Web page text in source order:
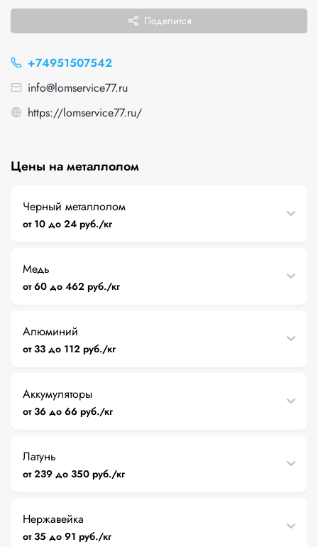
Поделится
+74951507542
info@lomservice77.ru
https://lomservice77.ru/
Цены на металлолом
Черный металлолом
от 10 до 24 руб./кг
Медь
от 60 до 462 руб./кг
Алюминий
от 33 до 112 руб./кг
Аккумуляторы
от 36 до 66 руб./кг
Латунь
от 239 до 350 руб./кг
Нержавейка
от 35 до 91 руб./кг